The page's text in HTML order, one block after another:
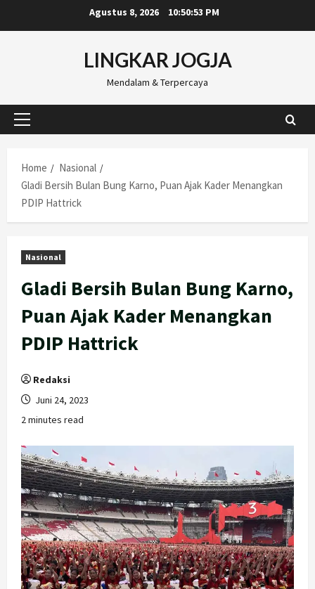
to
Agustus 8, 2026 10:50:54 PM
LINGKAR JOGJA
Mendalam & Terpercaya
Primary
Home
Nasional
Gladi Bersih Bulan Bung Karno, Puan Ajak Kader Menangkan
PDIP Hattrick
Nasional
Gladi Bersih Bulan Bung Karno,
Puan Ajak Kader Menangkan
PDIP Hattrick
Redaksi
Juni 24, 2023
2 minutes read